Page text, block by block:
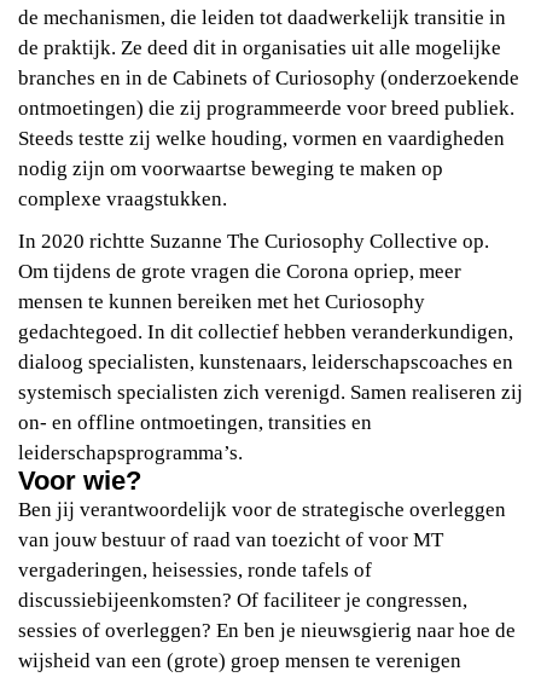
de mechanismen, die leiden tot daadwerkelijk transitie in
de praktijk. Ze deed dit in organisaties uit alle mogelijke
branches en in de Cabinets of Curiosophy (onderzoekende
ontmoetingen) die zij programmeerde voor breed publiek.
Steeds testte zij welke houding, vormen en vaardigheden
nodig zijn om voorwaartse beweging te maken op
complexe vraagstukken.
In 2020 richtte Suzanne The Curiosophy Collective op.
Om tijdens de grote vragen die Corona opriep, meer
mensen te kunnen bereiken met het Curiosophy
gedachtegoed. In dit collectief hebben veranderkundigen,
dialoog specialisten, kunstenaars, leiderschapscoaches en
systemisch specialisten zich verenigd. Samen realiseren zij
on- en offline ontmoetingen, transities en
leiderschapsprogramma’s.
Voor wie?
Ben jij verantwoordelijk voor de strategische overleggen
van jouw bestuur of raad van toezicht of voor MT
vergaderingen, heisessies, ronde tafels of
discussiebijeenkomsten? Of faciliteer je congressen,
sessies of overleggen? En ben je nieuwsgierig naar hoe de
wijsheid van een (grote) groep mensen te verenigen